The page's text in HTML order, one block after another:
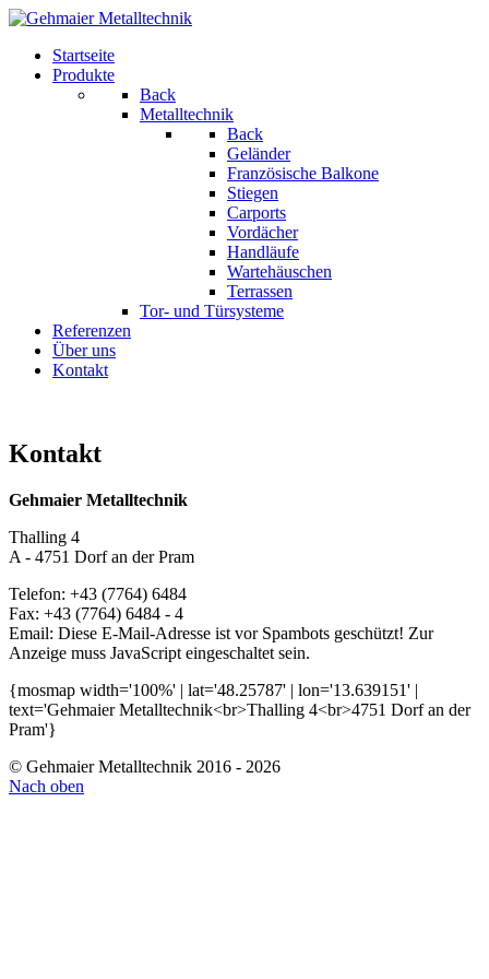
Startseite
Produkte
Back
Metalltechnik
Back
Geländer
Französische Balkone
Stiegen
Carports
Vordächer
Handläufe
Wartehäuschen
Terrassen
Tor- und Türsysteme
Referenzen
Über uns
Kontakt
Kontakt
Gehmaier Metalltechnik
Thalling 4
A - 4751 Dorf an der Pram
Telefon: +43 (7764) 6484
Fax: +43 (7764) 6484 - 4
Email: Diese E-Mail-Adresse ist vor Spambots geschützt! Zur
Anzeige muss JavaScript eingeschaltet sein.
{mosmap width='100%' | lat='48.25787' | lon='13.639151' |
text='Gehmaier Metalltechnik<br>Thalling 4<br>4751 Dorf an der
Pram'}
© Gehmaier Metalltechnik 2016 - 2026
Nach oben